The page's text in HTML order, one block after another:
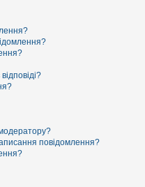
повідомлення?